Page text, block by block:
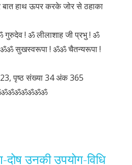
बात हाथ ऊपर करके जोर से ठहाका
! ॐ लीलाशाह जी प्रभु ! ॐ
ॐॐ सुखस्वरूपा ! ॐॐ चैतन्यरूपा !
पृष्ठ संख्या 34 अंक 365
दोष उनकी उपयोग-विधि